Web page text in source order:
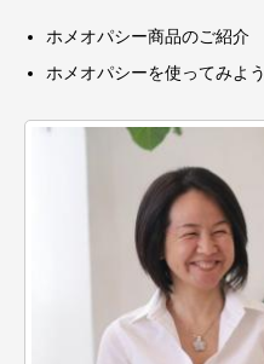
ホメオパシー商品のご紹介
ホメオパシーを使ってみよう